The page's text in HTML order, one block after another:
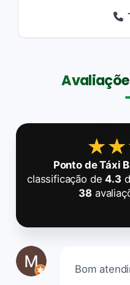
Ponto de Táxi
classificação de4.3
38
Bom